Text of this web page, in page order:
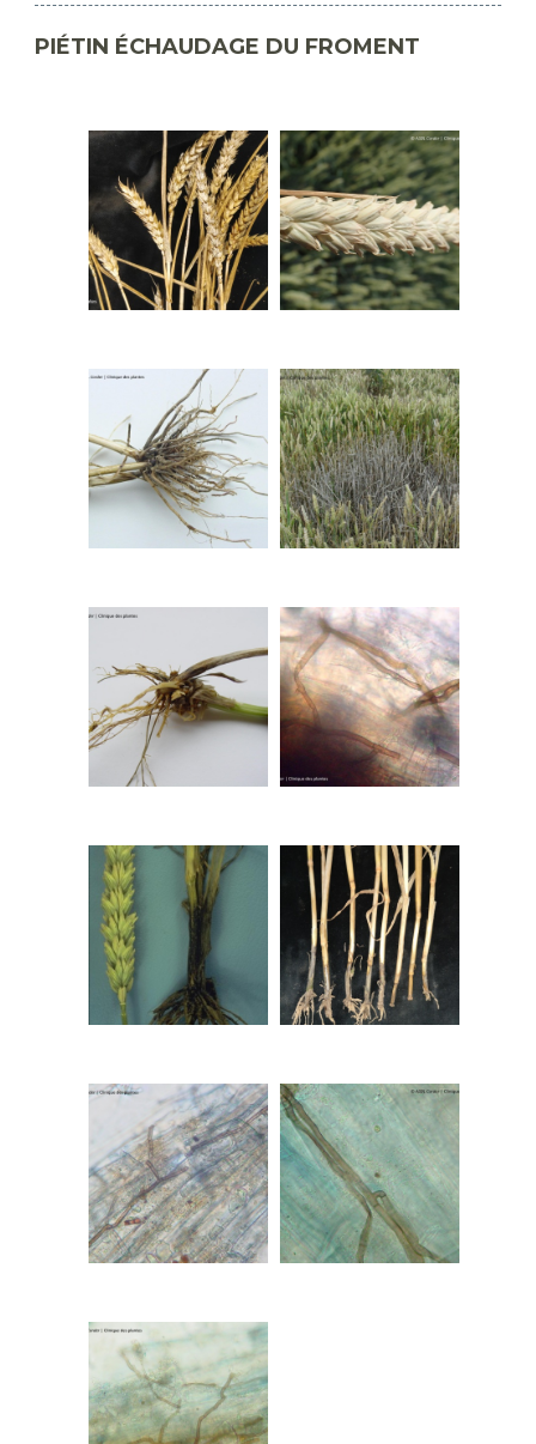
PIÉTIN ÉCHAUDAGE DU FROMENT